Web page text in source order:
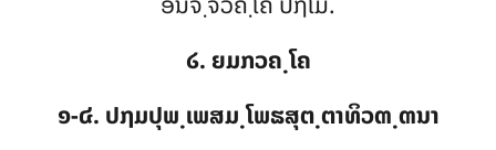
໒. ຍມກວຄ຺ໂຄ
໑-໔. ປຐມປຸພ຺ເພສມ຺ໂພຘສຸຕ຺ຕາທິວຓ຺ຓນາ